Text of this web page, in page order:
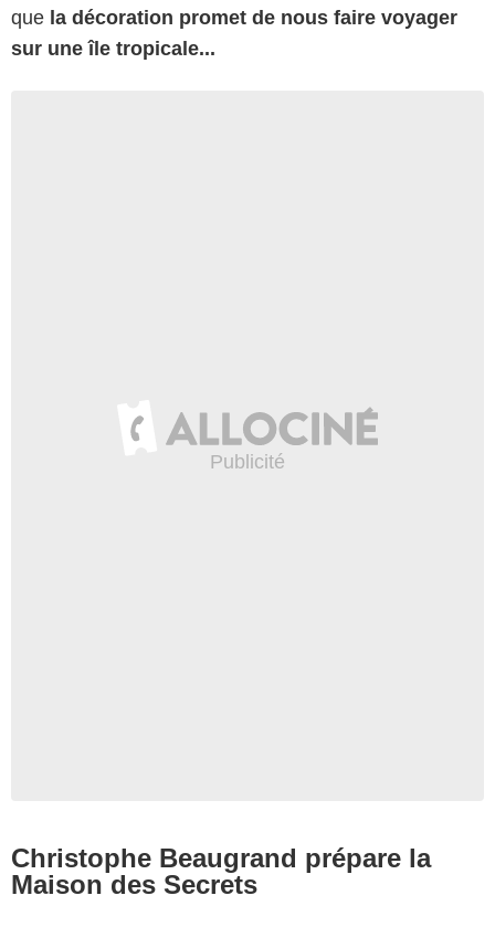
que la décoration promet de nous faire voyager
sur une île tropicale...
Christophe Beaugrand prépare la
Maison des Secrets